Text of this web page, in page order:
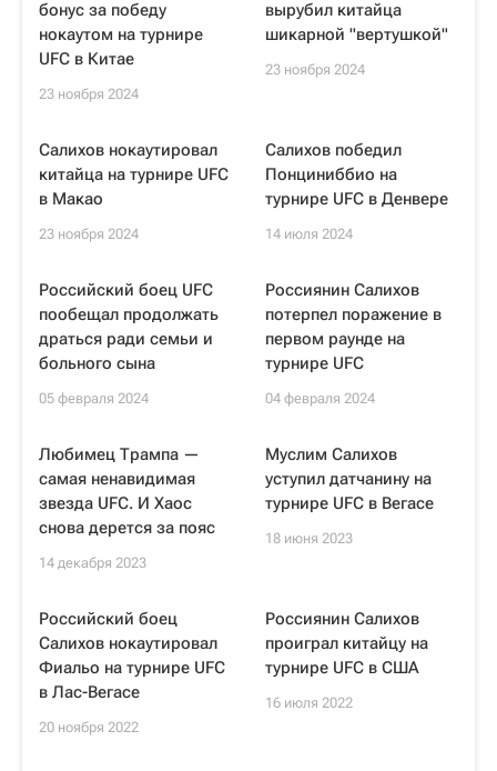
бонус за победу
нокаутом на турнире
UFC в Китае
23 ноября 2024
вырубил китайца
шикарной "вертушкой"
23 ноября 2024
Салихов нокаутировал
китайца на турнире UFC
в Макао
23 ноября 2024
Салихов победил
Понциниббио на
турнире UFC в Денвере
14 июля 2024
Российский боец UFC
пообещал продолжать
драться ради семьи и
больного сына
05 февраля 2024
Россиянин Салихов
потерпел поражение в
первом раунде на
турнире UFC
04 февраля 2024
Любимец Трампа —
самая ненавидимая
звезда UFC. И Хаос
снова дерется за пояс
14 декабря 2023
Муслим Салихов
уступил датчанину на
турнире UFC в Вегасе
18 июня 2023
Российский боец
Салихов нокаутировал
Фиальо на турнире UFC
в Лас-Вегасе
20 ноября 2022
Россиянин Салихов
проиграл китайцу на
турнире UFC в США
16 июля 2022